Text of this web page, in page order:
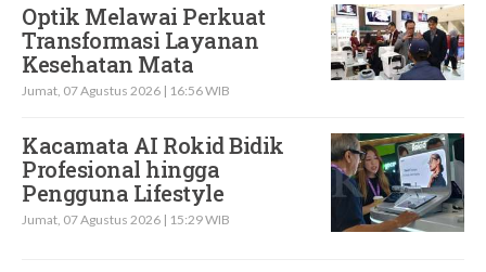
Optik Melawai Perkuat
Transformasi Layanan
Kesehatan Mata
Jumat, 07 Agustus 2026 | 16:56 WIB
Kacamata AI Rokid Bidik
Profesional hingga
Pengguna Lifestyle
Jumat, 07 Agustus 2026 | 15:29 WIB